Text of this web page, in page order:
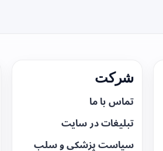
شرکت
تماس با ما
تبلیغات در سایت
سیاست پزشکی و سلب